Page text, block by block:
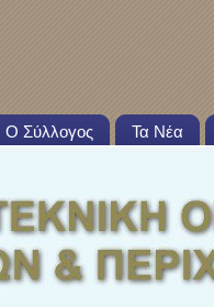
Ο Σύλλογος Τα Νέα